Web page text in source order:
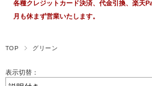
各種クレジットカード決済、代金引換、楽天
月も休まず営業いたします。
TOP グリーン
表示切替：